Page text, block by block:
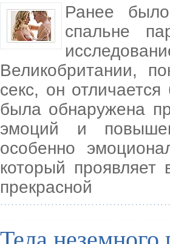
Ранее
спальне
Великобритании,
секс, он
была обнаружена
эмоций и
особенно
который проявляет
прекрасной